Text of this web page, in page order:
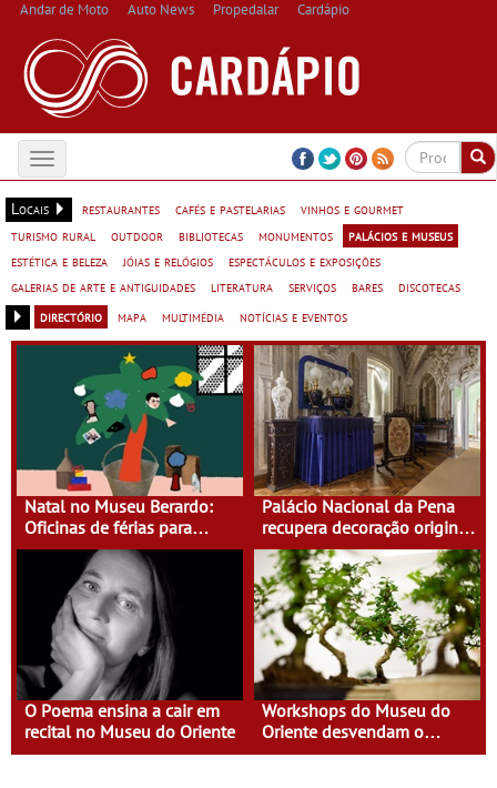
Andar de Moto Auto News Propedalar Cardápio
Toggle
navigation
Locais
restaurantes cafés e pastelarias
vinhos e gourmet
turismo rural
outdoor bibliotecas monumentos
palácios e museus
estética e beleza
jóias e relógios
espectáculos e exposições
galerias de arte e antiguidades
literatura serviços bares
discotecas
directório
mapa multimédia notícias e eventos
Natal no Museu Berardo:
Oficinas de férias para
crianças dos 4 aos 13 anos
Palácio Nacional da Pena
recupera decoração original
da Sala de Visitas
O Poema ensina a cair em
recital no Museu do Oriente
Workshops do Museu do
Oriente desvendam o
mundo natural